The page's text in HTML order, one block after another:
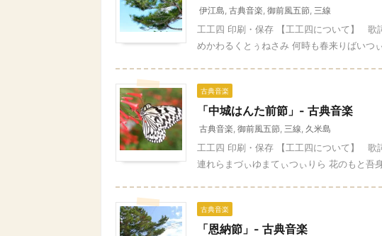
伊江島, 古典音楽, 御前風五節, 三線
工工四 印刷・保存 【工工四について】
めかわるくとぅねさみ 何時も春来りばい
古典音楽
「中城はんた前節」- 古典音楽
古典音楽, 御前風五節, 三線, 久米島
工工四 印刷・保存 【工工四について】
連れらまづぃゆまてぃつぃりら 花のもと
古典音楽
「恩納節」- 古典音楽